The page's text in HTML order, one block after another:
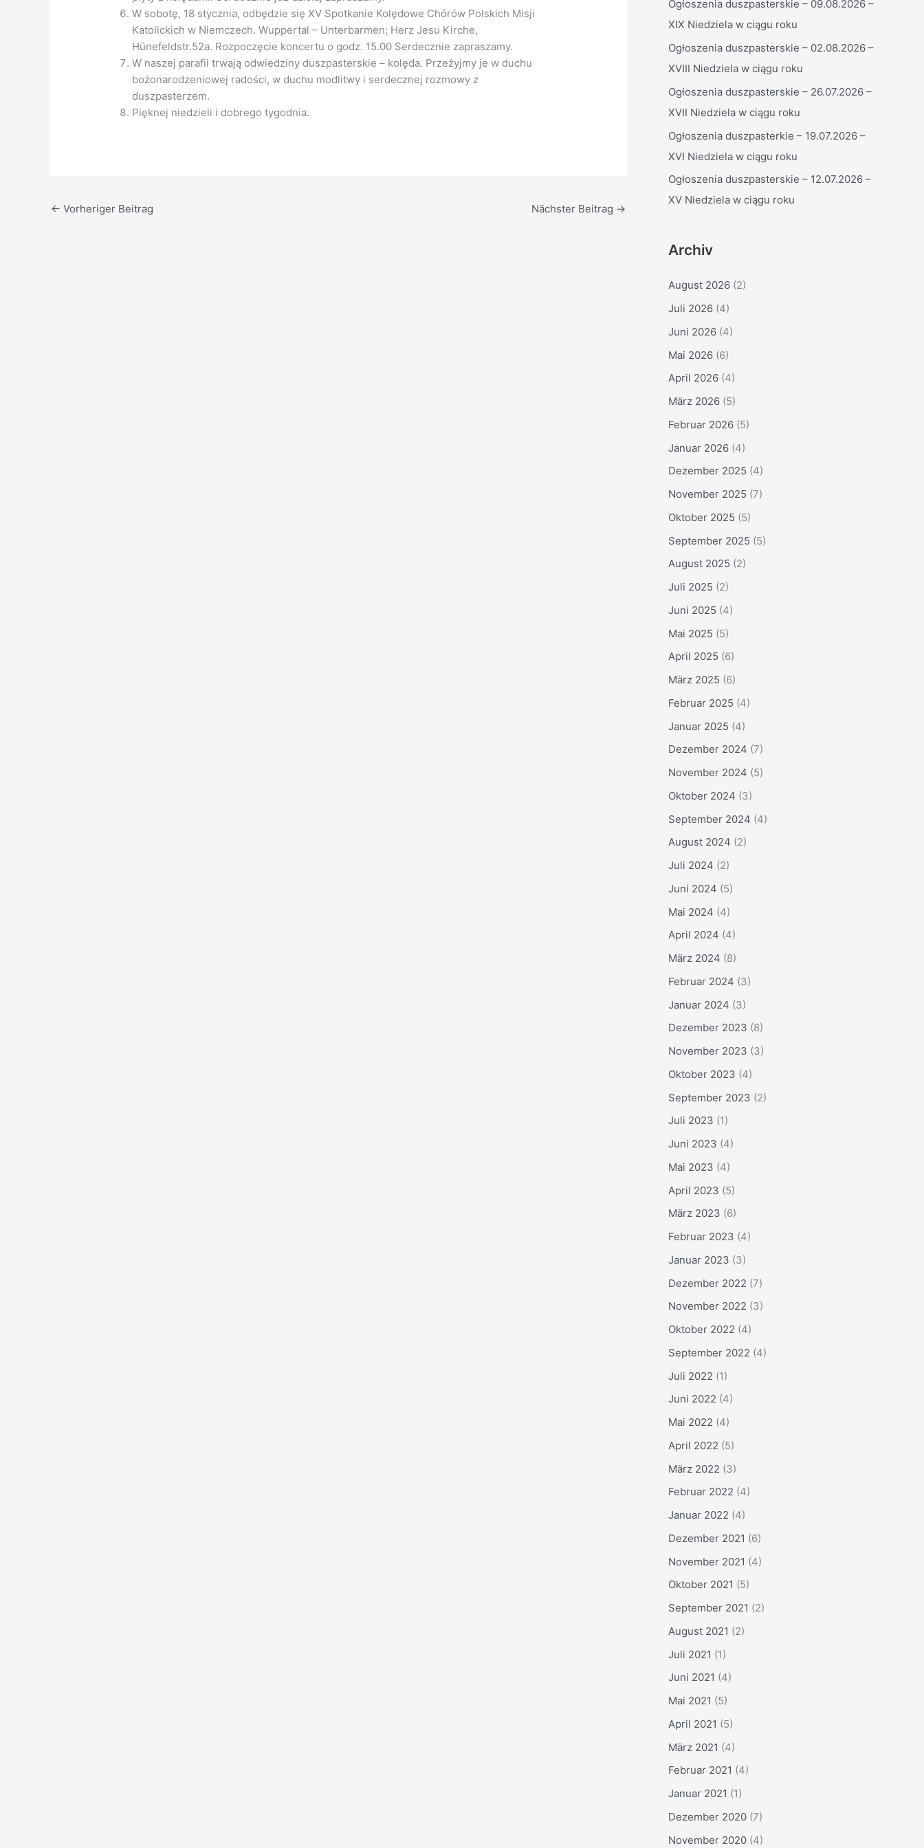
W sobotę, 18 stycznia, odbędzie się XV Spotkanie Kolędowe Chórów Polskich Misji
Katolickich w Niemczech. Wuppertal – Unterbarmen; Herz Jesu Kirche,
Hünefeldstr.52a. Rozpoczęcie koncertu o godz. 15.00 Serdecznie zapraszamy.
W naszej parafii trwają odwiedziny duszpasterskie – kolęda. Przeżyjmy je w duchu
bożonarodzeniowej radości, w duchu modlitwy i serdecznej rozmowy z
duszpasterzem.
Pięknej niedzieli i dobrego tygodnia.
← Vorheriger Beitrag Nächster Beitrag →
n
n
a
c
h
:
Ogłoszenia duszpasterskie – 09.08.2026 –
XIX Niedziela w ciągu roku
Ogłoszenia duszpasterskie – 02.08.2026 –
XVIII Niedziela w ciągu roku
Ogłoszenia duszpasterskie – 26.07.2026 –
XVII Niedziela w ciągu roku
Ogłoszenia duszpasterkie – 19.07.2026 –
XVI Niedziela w ciągu roku
Ogłoszenia duszpasterskie – 12.07.2026 –
XV Niedziela w ciągu roku
Archiv
August 2026 (2)
Juli 2026 (4)
Juni 2026 (4)
Mai 2026 (6)
April 2026 (4)
März 2026 (5)
Februar 2026 (5)
Januar 2026 (4)
Dezember 2025 (4)
November 2025 (7)
Oktober 2025 (5)
September 2025 (5)
August 2025 (2)
Juli 2025 (2)
Juni 2025 (4)
Mai 2025 (5)
April 2025 (6)
März 2025 (6)
Februar 2025 (4)
Januar 2025 (4)
Dezember 2024 (7)
November 2024 (5)
Oktober 2024 (3)
September 2024 (4)
August 2024 (2)
Juli 2024 (2)
Juni 2024 (5)
Mai 2024 (4)
April 2024 (4)
März 2024 (8)
Februar 2024 (3)
Januar 2024 (3)
Dezember 2023 (8)
November 2023 (3)
Oktober 2023 (4)
September 2023 (2)
Juli 2023 (1)
Juni 2023 (4)
Mai 2023 (4)
April 2023 (5)
März 2023 (6)
Februar 2023 (4)
Januar 2023 (3)
Dezember 2022 (7)
November 2022 (3)
Oktober 2022 (4)
September 2022 (4)
Juli 2022 (1)
Juni 2022 (4)
Mai 2022 (4)
April 2022 (5)
März 2022 (3)
Februar 2022 (4)
Januar 2022 (4)
Dezember 2021 (6)
November 2021 (4)
Oktober 2021 (5)
September 2021 (2)
August 2021 (2)
Juli 2021 (1)
Juni 2021 (4)
Mai 2021 (5)
April 2021 (5)
März 2021 (4)
Februar 2021 (4)
Januar 2021 (1)
Dezember 2020 (7)
November 2020 (4)